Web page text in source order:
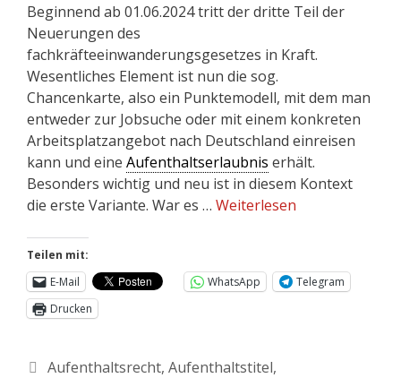
Beginnend ab 01.06.2024 tritt der dritte Teil der
Neuerungen des
fachkräfteeinwanderungsgesetzes in Kraft.
Wesentliches Element ist nun die sog.
Chancenkarte, also ein Punktemodell, mit dem man
entweder zur Jobsuche oder mit einem konkreten
Arbeitsplatzangebot nach Deutschland einreisen
kann und eine Aufenthaltserlaubnis erhält.
Besonders wichtig und neu ist in diesem Kontext
die erste Variante. War es … Weiterlesen
Teilen mit:
E-Mail
WhatsApp
Telegram
Drucken
Aufenthaltsrecht, Aufenthaltstitel,